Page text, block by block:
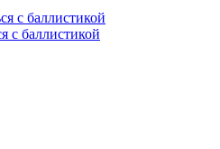
с баллистикой